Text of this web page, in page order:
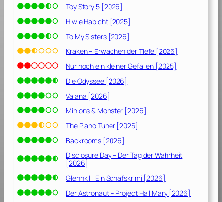
Toy Story 5 [2026]
H wie Habicht [2025]
To My Sisters [2026]
Kraken – Erwachen der Tiefe [2026]
Nur noch ein kleiner Gefallen [2025]
Die Odyssee [2026]
Vaiana [2026]
Minions & Monster [2026]
The Piano Tuner [2025]
Backrooms [2026]
Disclosure Day – Der Tag der Wahrheit
[2026]
Glennkill: Ein Schafskrimi [2026]
Der Astronaut – Project Hail Mary [2026]